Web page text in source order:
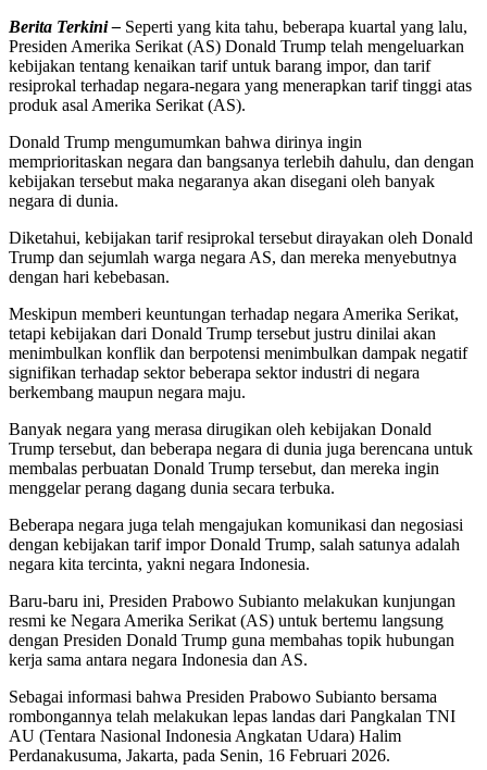
Berita Terkini – Seperti yang kita tahu, beberapa kuartal yang lalu,
Presiden Amerika Serikat (AS) Donald Trump telah mengeluarkan
kebijakan tentang kenaikan tarif untuk barang impor, dan tarif
resiprokal terhadap negara-negara yang menerapkan tarif tinggi atas
produk asal Amerika Serikat (AS).
Donald Trump mengumumkan bahwa dirinya ingin
memprioritaskan negara dan bangsanya terlebih dahulu, dan dengan
kebijakan tersebut maka negaranya akan disegani oleh banyak
negara di dunia.
Diketahui, kebijakan tarif resiprokal tersebut dirayakan oleh Donald
Trump dan sejumlah warga negara AS, dan mereka menyebutnya
dengan hari kebebasan.
Meskipun memberi keuntungan terhadap negara Amerika Serikat,
tetapi kebijakan dari Donald Trump tersebut justru dinilai akan
menimbulkan konflik dan berpotensi menimbulkan dampak negatif
signifikan terhadap sektor beberapa sektor industri di negara
berkembang maupun negara maju.
Banyak negara yang merasa dirugikan oleh kebijakan Donald
Trump tersebut, dan beberapa negara di dunia juga berencana untuk
membalas perbuatan Donald Trump tersebut, dan mereka ingin
menggelar perang dagang dunia secara terbuka.
Beberapa negara juga telah mengajukan komunikasi dan negosiasi
dengan kebijakan tarif impor Donald Trump, salah satunya adalah
negara kita tercinta, yakni negara Indonesia.
Baru-baru ini, Presiden Prabowo Subianto melakukan kunjungan
resmi ke Negara Amerika Serikat (AS) untuk bertemu langsung
dengan Presiden Donald Trump guna membahas topik hubungan
kerja sama antara negara Indonesia dan AS.
Sebagai informasi bahwa Presiden Prabowo Subianto bersama
rombongannya telah melakukan lepas landas dari Pangkalan TNI
AU (Tentara Nasional Indonesia Angkatan Udara) Halim
Perdanakusuma, Jakarta, pada Senin, 16 Februari 2026.